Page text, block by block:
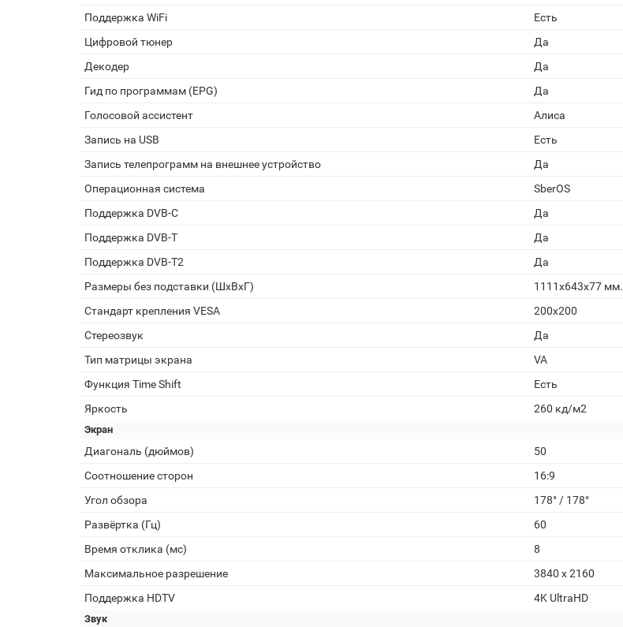
Поддержка WiFi
Есть
Цифровой тюнер
Да
Декодер
Да
Гид по программам (EPG)
Да
Голосовой ассистент
Алиса
Запись на USB
Есть
Запись телепрограмм на внешнее устройство
Да
Операционная система
SberOS
Поддержка DVB-C
Да
Поддержка DVB-T
Да
Поддержка DVB-T2
Да
Размеры без подставки (ШxВxГ)
1111x643x77 мм.
Стандарт крепления VESA
200x200
Стереозвук
Да
Тип матрицы экрана
VA
Функция Time Shift
Есть
Яркость
260 кд/м2
Экран
Диагональ (дюймов)
50
Соотношение сторон
16:9
Угол обзора
178° / 178°
Развёртка (Гц)
60
Время отклика (мс)
8
Максимальное разрешение
3840 x 2160
Поддержка HDTV
4K UltraHD
Звук